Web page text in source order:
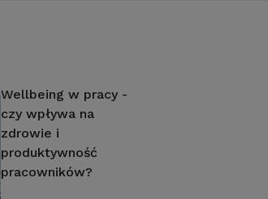
Wellbeing w pracy -
czy wpływa na
zdrowie i
produktywność
pracowników?